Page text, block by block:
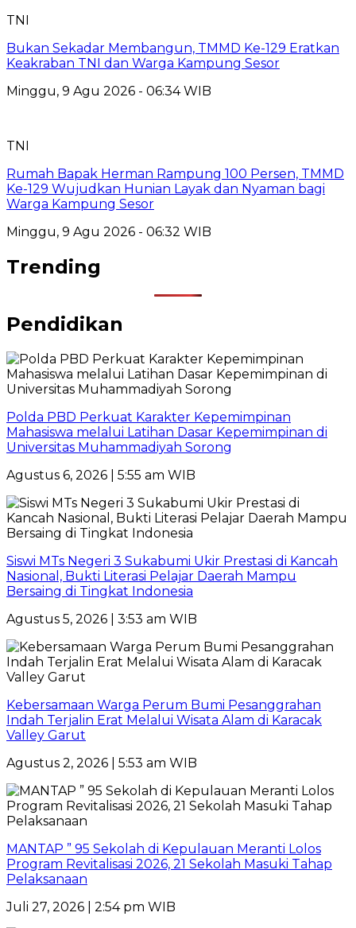
TNI
Bukan Sekadar Membangun, TMMD Ke-129 Eratkan
Keakraban TNI dan Warga Kampung Sesor
Minggu, 9 Agu 2026 - 06:34 WIB
TNI
Rumah Bapak Herman Rampung 100 Persen, TMMD
Ke-129 Wujudkan Hunian Layak dan Nyaman bagi
Warga Kampung Sesor
Minggu, 9 Agu 2026 - 06:32 WIB
Trending
Pendidikan
Polda PBD Perkuat Karakter Kepemimpinan
Mahasiswa melalui Latihan Dasar Kepemimpinan di
Universitas Muhammadiyah Sorong
Agustus 6, 2026 | 5:55 am WIB
Siswi MTs Negeri 3 Sukabumi Ukir Prestasi di Kancah
Nasional, Bukti Literasi Pelajar Daerah Mampu
Bersaing di Tingkat Indonesia
Agustus 5, 2026 | 3:53 am WIB
Kebersamaan Warga Perum Bumi Pesanggrahan
Indah Terjalin Erat Melalui Wisata Alam di Karacak
Valley Garut
Agustus 2, 2026 | 5:53 am WIB
MANTAP ” 95 Sekolah di Kepulauan Meranti Lolos
Program Revitalisasi 2026, 21 Sekolah Masuki Tahap
Pelaksanaan
Juli 27, 2026 | 2:54 pm WIB